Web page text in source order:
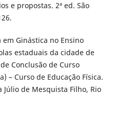
e propostas. 2ª ed. São
em Ginástica no Ensino
estaduais da cidade de
Conclusão de Curso
– Curso de Educação Física.
de Mesquista Filho, Rio